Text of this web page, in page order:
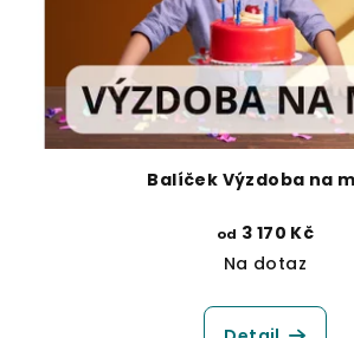
Balíček Výzdoba na
od 3 170 Kč
Na dotaz